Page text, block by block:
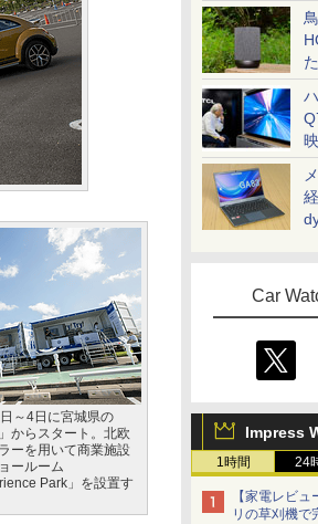
Car
Impress
1時間 24
【家電レビ
リの草刈機
～4日に宮城県の
からスタート。北欧
ーを用いて商業施設
ールーム
Park」を設置す